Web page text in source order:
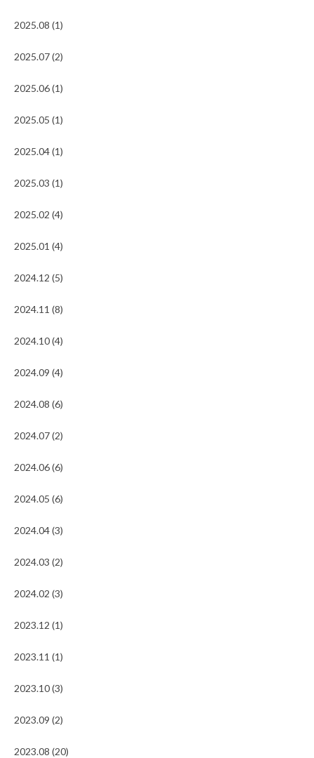
2025.08 (1)
2025.07 (2)
2025.06 (1)
2025.05 (1)
2025.04 (1)
2025.03 (1)
2025.02 (4)
2025.01 (4)
2024.12 (5)
2024.11 (8)
2024.10 (4)
2024.09 (4)
2024.08 (6)
2024.07 (2)
2024.06 (6)
2024.05 (6)
2024.04 (3)
2024.03 (2)
2024.02 (3)
2023.12 (1)
2023.11 (1)
2023.10 (3)
2023.09 (2)
2023.08 (20)